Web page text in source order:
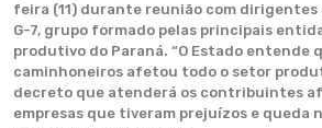
feira (11) durante reunião com
G-7, grupo formado pelas principais
produtivo do Paraná. “O Estado entende
caminhoneiros afetou todo o setor
decreto que atenderá os contribuintes
empresas que tiveram prejuízos e queda